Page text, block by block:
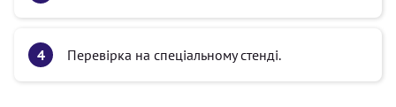
Перевірка на спеціальному стенді.